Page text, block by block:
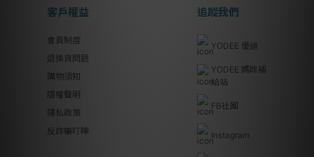
客戶權益
會員制度
退換貨問題
購物須知
版權聲明
隱私政策
反詐騙叮嚀
追蹤我們
YODEE 優迪
YODEE 媽咪補
給站
FB社團
Instagram